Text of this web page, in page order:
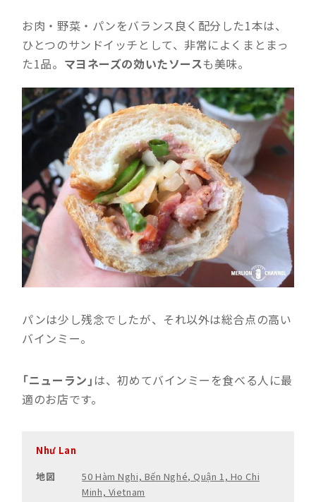
お肉・野菜・パンをバランス良く配分した1本は、
ひとつのサンドイッチとして、非常によくまとまっ
た1品。 マヨネーズの効いたソースも美味。
パンは少し残念でしたが、それ以外は総合点の高い
バインミー。
「ニューラン」 は、初めてバインミーを食べる人に最
適のお店です。
Như Lan
地図
50 Hàm Nghi, Bến Nghé, Quận 1, Ho Chi
Minh, Vietnam